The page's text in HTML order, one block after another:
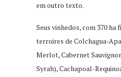
em outro texto.
Seus vinhedos, com 370 ha
terroires de Colchagua-
Merlot, Cabernet
Syrah), Cachapoal-